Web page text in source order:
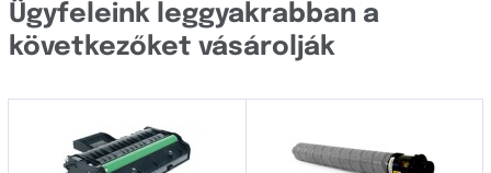
Brother
Dell
4xxx
5xxx
Ügyfeleink leggyakrabban a
következőket vásárolják